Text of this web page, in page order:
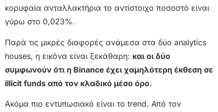
κορυφαία ανταλλακτήρια το αντίστοιχο ποσοστό είναι
γύρω στο 0,023%.
Παρά τις μικρές διαφορές ανάμεσα στα δύο analytics
houses, η εικόνα είναι ξεκάθαρη: και οι δύο
συμφωνούν ότι η Binance έχει χαμηλότερη έκθεση σε
illicit funds από τον κλαδικό μέσο όρο.
Ακόμα πιο εντυπωσιακό είναι το trend. Από τον